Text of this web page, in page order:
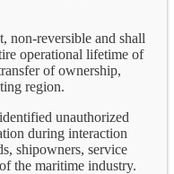
non-reversible and shall
operational lifetime of
of ownership,
region.
unauthorized
during interaction
shipowners, service
the maritime industry.